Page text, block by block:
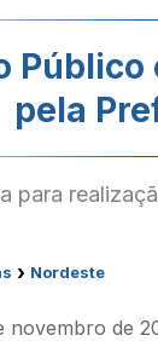
pela
para
› Nordeste
novembro de